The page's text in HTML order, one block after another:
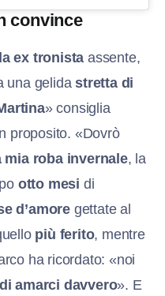
convince
la ex tronista assente,
una gelidastretta di
» consiglia
proposito. «Dovrò
mia roba invernale, la
otto mesi di
d’amore gettate al
più ferito, mentre
ha ricordato: «noi
di amarci davvero». E